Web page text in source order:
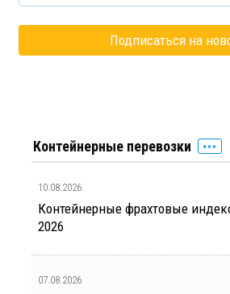
Контейнерные перевозки
10.08.2026
Контейнерные фрахтовые
2026
07.08.2026